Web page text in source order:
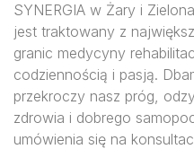
SYNERGIA w Żary i
jest traktowany z
granic medycyny
codziennością i pasją.
przekroczy nasz próg,
zdrowia i dobrego
umówienia się na